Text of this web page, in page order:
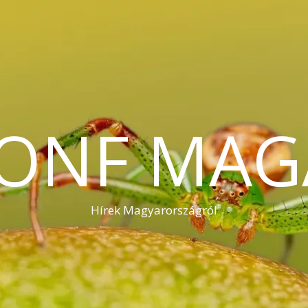
Hírek Magyarországról